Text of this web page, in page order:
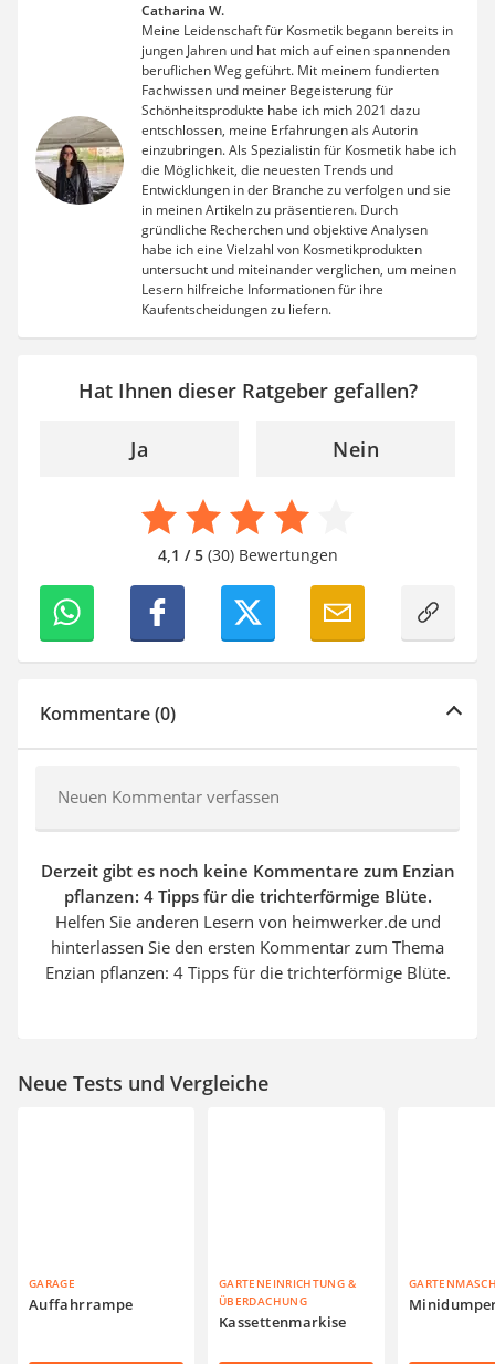
Catharina W.
Meine Leidenschaft für Kosmetik begann bereits in
jungen Jahren und hat mich auf einen spannenden
beruflichen Weg geführt. Mit meinem fundierten
Fachwissen und meiner Begeisterung für
Schönheitsprodukte habe ich mich 2021 dazu
entschlossen, meine Erfahrungen als Autorin
einzubringen. Als Spezialistin für Kosmetik habe ich
die Möglichkeit, die neuesten Trends und
Entwicklungen in der Branche zu verfolgen und sie
in meinen Artikeln zu präsentieren. Durch
gründliche Recherchen und objektive Analysen
habe ich eine Vielzahl von Kosmetikprodukten
untersucht und miteinander verglichen, um meinen
Lesern hilfreiche Informationen für ihre
Kaufentscheidungen zu liefern.
Hat Ihnen dieser Ratgeber gefallen?
Ja Nein
4,1 / 5(30) Bewertungen
Kommentare (0)
Neuen Kommentar verfassen
Derzeit gibt es noch keine Kommentare zum Enzian
pflanzen: 4 Tipps für die trichterförmige Blüte.
Helfen Sie anderen Lesern von heimwerker.de und
hinterlassen Sie den ersten Kommentar zum Thema
Enzian pflanzen: 4 Tipps für die trichterförmige Blüte.
Neue Tests und Vergleiche
GARAGE
Auffahrrampe
GARTENEINRICHTUNG &
ÜBERDACHUNG
Kassettenmarkise